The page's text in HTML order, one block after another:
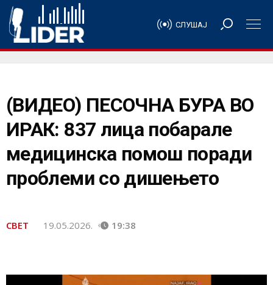
СЛУШАЈ
(ВИДЕО) ПЕСОЧНА БУРА ВО
ИРАК: 837 лица побарале
медицинска помош поради
проблеми со дишењето
СВЕТ 19.05.2026. 19:38